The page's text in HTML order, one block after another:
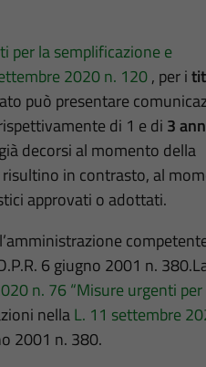
per la semplificazione e
2020 n. 120, per i
può presentare
di 1 e di 3
decorsi al momento della
in contrasto, al
approvati o adottati.
6 giugno 2001 n.
n. 76 “Misure urgenti per
nellaL. 11 settembre
2001 n. 380.